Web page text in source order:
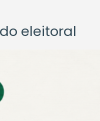
eleitoral